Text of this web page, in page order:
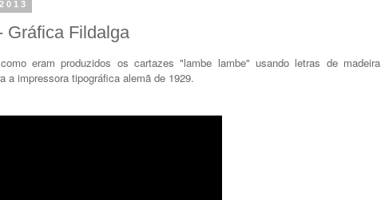
Gráfica Fildalga
eram produzidos os cartazes "lambe lambe" usando letras de madeira
a impressora tipográfica alemã de 1929.